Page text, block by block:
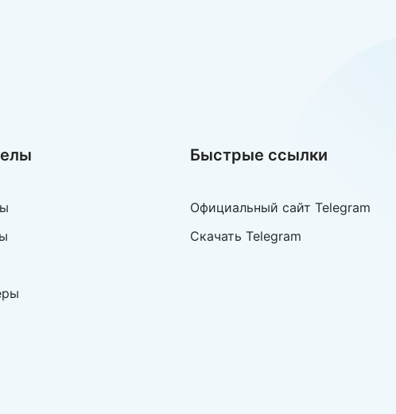
Быстрые ссылки
Официальный сайт Telegram
Скачать Telegram